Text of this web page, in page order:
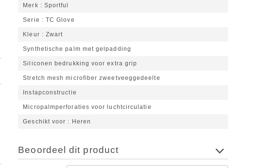
Merk Sportful
Serie TC Glove
Kleur Zwart
Synthetische palm met gelpadding
Siliconen bedrukking voor extra grip
Stretch mesh microfiber zweetveeggedeelte
Instapconstructie
Micropalmperforaties voor luchtcirculatie
Geschikt voor Heren
Beoordeel dit product